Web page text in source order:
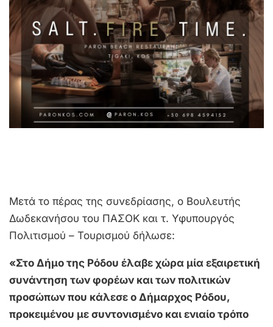
Μετά το πέρας της συνεδρίασης, ο Βουλευτής
Δωδεκανήσου του ΠΑΣΟΚ και τ. Υφυπουργός
Πολιτισμού – Τουρισμού δήλωσε:
«Στο Δήμο της Ρόδου έλαβε χώρα μία εξαιρετική
συνάντηση των φορέων και των πολιτικών
προσώπων που κάλεσε ο Δήμαρχος Ρόδου,
προκειμένου με συντονισμένο και ενιαίο τρόπο